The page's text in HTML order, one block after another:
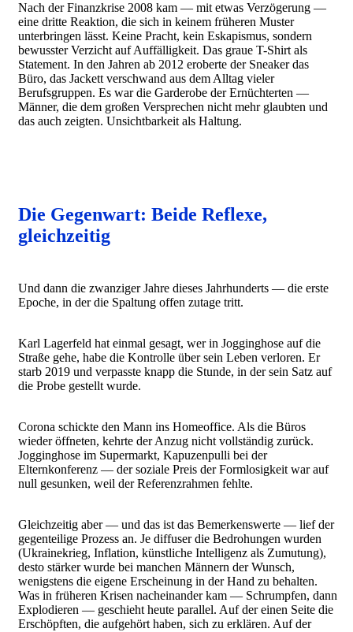
Nach der Finanzkrise 2008 kam — mit etwas Verzögerung —
eine dritte Reaktion, die sich in keinem früheren Muster
unterbringen lässt. Keine Pracht, kein Eskapismus, sondern
bewusster Verzicht auf Auffälligkeit. Das graue T-Shirt als
Statement. In den Jahren ab 2012 eroberte der Sneaker das
Büro, das Jackett verschwand aus dem Alltag vieler
Berufsgruppen. Es war die Garderobe der Ernüchterten —
Männer, die dem großen Versprechen nicht mehr glaubten und
das auch zeigten. Unsichtbarkeit als Haltung.
Die Gegenwart: Beide Reflexe,
gleichzeitig
Und dann die zwanziger Jahre dieses Jahrhunderts — die erste
Epoche, in der die Spaltung offen zutage tritt.
Karl Lagerfeld hat einmal gesagt, wer in Jogginghose auf die
Straße gehe, habe die Kontrolle über sein Leben verloren. Er
starb 2019 und verpasste knapp die Stunde, in der sein Satz auf
die Probe gestellt wurde.
Corona schickte den Mann ins Homeoffice. Als die Büros
wieder öffneten, kehrte der Anzug nicht vollständig zurück.
Jogginghose im Supermarkt, Kapuzenpulli bei der
Elternkonferenz — der soziale Preis der Formlosigkeit war auf
null gesunken, weil der Referenzrahmen fehlte.
Gleichzeitig aber — und das ist das Bemerkenswerte — lief der
gegenteilige Prozess an. Je diffuser die Bedrohungen wurden
(Ukrainekrieg, Inflation, künstliche Intelligenz als Zumutung),
desto stärker wurde bei manchen Männern der Wunsch,
wenigstens die eigene Erscheinung in der Hand zu behalten.
Was in früheren Krisen nacheinander kam — Schrumpfen, dann
Explodieren — geschieht heute parallel. Auf der einen Seite die
Erschöpften, die aufgehört haben, sich zu erklären. Auf der